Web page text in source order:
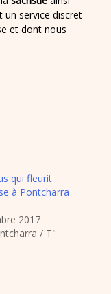
un service discret
et dont nous
qui fleurit
à Pontcharra
2017
/ T"